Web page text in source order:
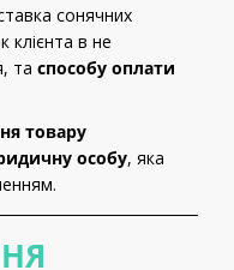
сонячних
клієнта в не
та способу оплати
товару
особу, яка